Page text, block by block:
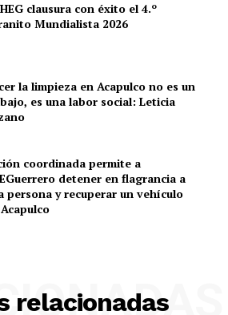
clausura con éxito el 4.º
Mundialista 2026
la limpieza en Acapulco no es un
es una labor social: Leticia
coordinada permite a
detener en flagrancia a
persona y recuperar un vehículo
relacionadas